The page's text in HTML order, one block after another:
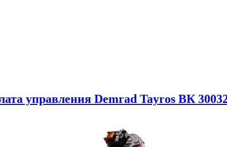
управления Demrad Tayros ВК